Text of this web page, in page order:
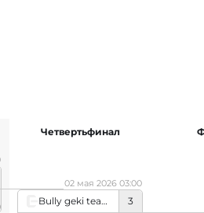
Bully geki team
3
02 мая 2026 03:00
Четвертьфинал